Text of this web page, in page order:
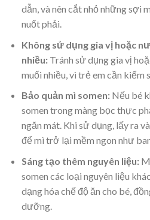
dẫn, và nên cắt nhỏ những sợi
nuốt phải.
Không sử dụng gia vị hoặc
nhiều: Tránh sử dụng gia vị
muối nhiều, vì trẻ em cần kiểm
Bảo quản mì somen: Nếu bé
somen trong màng bọc thực
ngăn mát. Khi sử dụng, lấy ra
để mì trở lại mềm ngon như
Sáng tạo thêm nguyên liệu:
somen các loại nguyên liệu
dạng hóa chế độ ăn cho bé,
dưỡng.